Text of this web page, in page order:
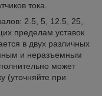
тока.
2.5, 5, 12.5, 25,
пределам уставок
в двух различных
и неразъемным
может
(уточняйте при